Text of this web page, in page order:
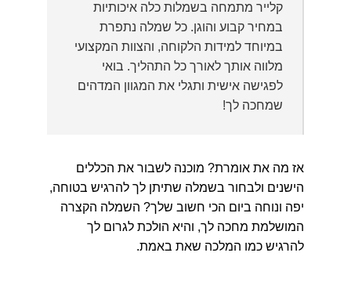
קלייר מתמחה בשמלות כלה איכותיות
במחיר קבוע והוגן. כל שמלה נתפרת
במיוחד למידות הלקוחה, והצוות המקצועי
מלווה אותך לאורך כל התהליך. בואי
לפגישה אישית ותגלי את המגוון המדהים
שמחכה לך!
אז מה את אומרת? מוכנה לשבור את הכללים
הישנים ולבחור בשמלה שתיתן לך להרגיש בטוחה,
יפה ונוחה ביום הכי חשוב שלך? השמלה הקצרה
המושלמת מחכה לך, והיא הולכת לגרום לך
להרגיש כמו המלכה שאת באמת.